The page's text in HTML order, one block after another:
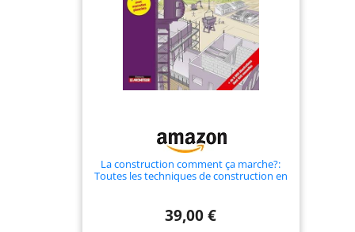
La construction comment ça marche?:
Toutes les techniques de construction en
39,00 €